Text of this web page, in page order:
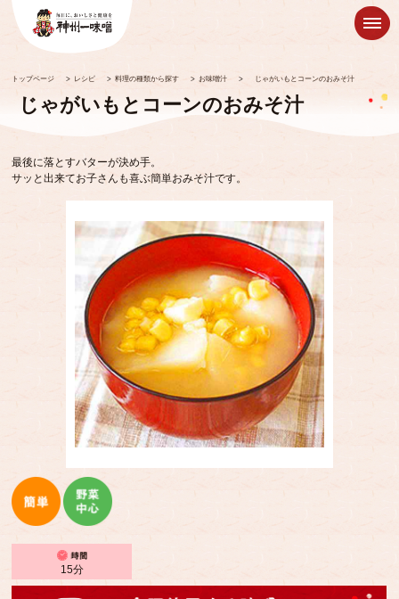
トップページ > レシピ >料理の種類から探す > お味噌汁 > じゃがいもとコーンのおみそ汁
じゃがいもとコーンのおみそ汁
最後に落とすバターが決め手。
サッと出来てお子さんも喜ぶ簡単おみそ汁です。
15分